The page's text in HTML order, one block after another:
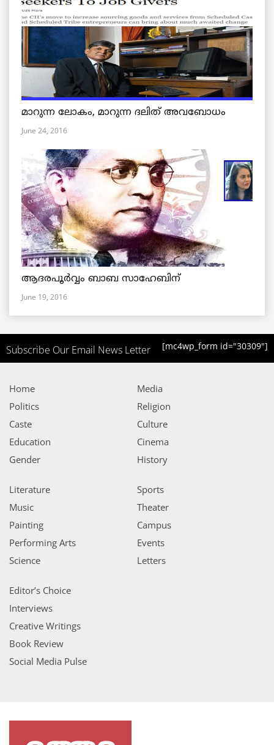
മാറുന്ന ലോകം, മാറുന്ന ദലിത് അവബോധം
June 24, 2016
ആദരപൂര്‍വ്വം ബാബ സാഹേബിന്
June 19, 2016
Subscribe Our Email News Letter [mc4wp_form id="30309"]
Home
Politics
Caste
Education
Gender
Media
Religion
Culture
Cinema
History
Literature
Music
Painting
Performing Arts
Science
Sports
Theater
Campus
Events
Letters
Editor’s Choice
Interviews
Creative Writings
Book Review
Social Media Pulse